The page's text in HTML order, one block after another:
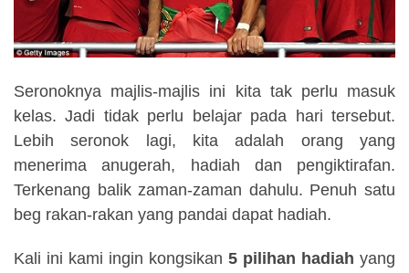
Seronoknya majlis-majlis ini kita tak perlu masuk
kelas. Jadi tidak perlu belajar pada hari tersebut.
Lebih seronok lagi, kita adalah orang yang
menerima anugerah, hadiah dan pengiktirafan.
Terkenang balik zaman-zaman dahulu. Penuh satu
beg rakan-rakan yang pandai dapat hadiah.
Kali ini kami ingin kongsikan 5 pilihan hadiah yang